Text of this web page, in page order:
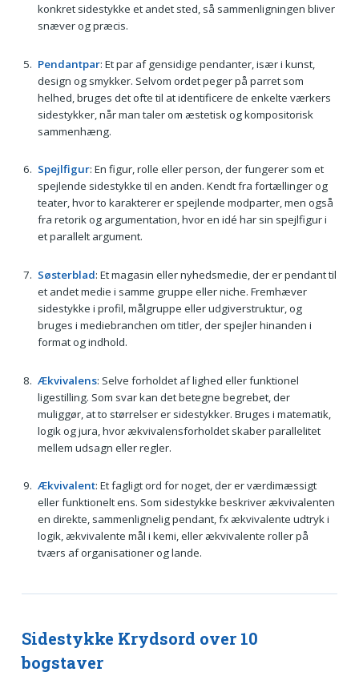
konkret sidestykke et andet sted, så sammenligningen bliver
snæver og præcis.
Pendantpar: Et par af gensidige pendanter, især i kunst,
design og smykker. Selvom ordet peger på parret som
helhed, bruges det ofte til at identificere de enkelte værkers
sidestykker, når man taler om æstetisk og kompositorisk
sammenhæng.
Spejlfigur: En figur, rolle eller person, der fungerer som et
spejlende sidestykke til en anden. Kendt fra fortællinger og
teater, hvor to karakterer er spejlende modparter, men også
fra retorik og argumentation, hvor en idé har sin spejlfigur i
et parallelt argument.
Søsterblad: Et magasin eller nyhedsmedie, der er pendant til
et andet medie i samme gruppe eller niche. Fremhæver
sidestykke i profil, målgruppe eller udgiverstruktur, og
bruges i mediebranchen om titler, der spejler hinanden i
format og indhold.
Ækvivalens: Selve forholdet af lighed eller funktionel
ligestilling. Som svar kan det betegne begrebet, der
muliggør, at to størrelser er sidestykker. Bruges i matematik,
logik og jura, hvor ækvivalensforholdet skaber parallelitet
mellem udsagn eller regler.
Ækvivalent: Et fagligt ord for noget, der er værdimæssigt
eller funktionelt ens. Som sidestykke beskriver ækvivalenten
en direkte, sammenlignelig pendant, fx ækvivalente udtryk i
logik, ækvivalente mål i kemi, eller ækvivalente roller på
tværs af organisationer og lande.
Sidestykke Krydsord over 10
bogstaver